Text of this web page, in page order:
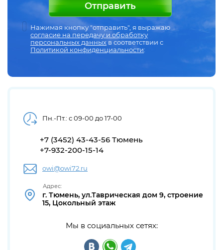
Отправить
Нажимая кнопку "отправить", я выражаю
согласие на передачу и обработку
персональных данныхв соответствии с
Политикой конфиденциальности:
Пн.-Пт.: с 09-00 до 17-00
+7 (3452) 43-43-56 Тюмень
+7-932-200-15-14
owi@owi72.ru
Адрес:
г. Тюмень, ул.Таврическая дом 9, строение
15, Цокольный этаж
Мы в социальных сетях: